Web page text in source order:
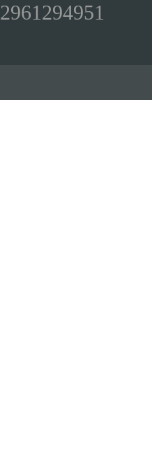
ow
2961294951